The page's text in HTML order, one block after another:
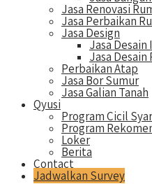
Jasa Renovasi
Jasa Perbaikan
Jasa Design
Jasa
Jasa
Perbaikan Atap
Jasa Bor Sumur
Jasa Galian Tanah
Qyusi
Program Cicil
Program
Loker
Berita
Contact
Jadwalkan Survey